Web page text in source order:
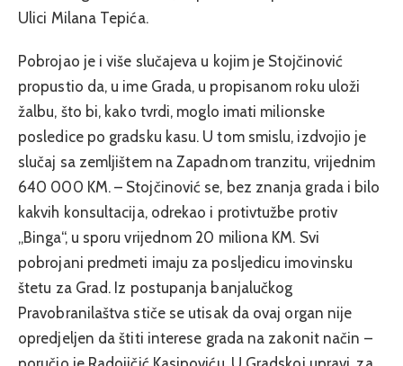
Ulici Milana Tepića.
Pobrojao je i više slučajeva u kojim je Stojčinović
propustio da, u ime Grada, u propisanom roku uloži
žalbu, što bi, kako tvrdi, moglo imati milionske
posledice po gradsku kasu. U tom smislu, izdvojio je
slučaj sa zemljištem na Zapadnom tranzitu, vrijednim
640 000 KM. – Stojčinović se, bez znanja grada i bilo
kakvih konsultacija, odrekao i protivtužbe protiv
„Binga“, u sporu vrijednom 20 miliona KM. Svi
pobrojani predmeti imaju za posljedicu imovinsku
štetu za Grad. Iz postupanja banjalučkog
Pravobranilaštva stiče se utisak da ovaj organ nije
opredjeljen da štiti interese grada na zakonit način –